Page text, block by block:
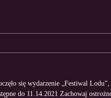
się wydarzenie „Festiwal
do 11.14.2021 Zachowaj